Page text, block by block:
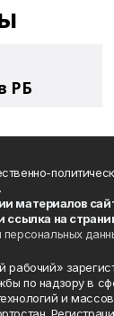
РБ
материалов
ссылка на
рабочий»
по надзору в
и